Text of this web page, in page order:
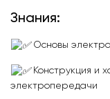
Знания:
Основы
Конструкция и
электропередачи